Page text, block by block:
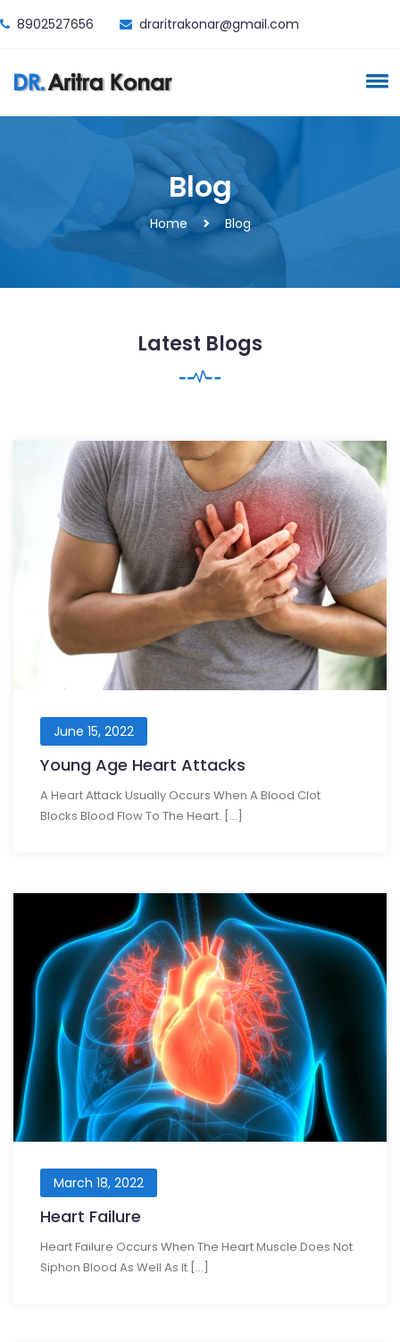
8902527656 draritrakonar@gmail.com
Blog
Home Blog
Latest Blogs
June 15, 2022
Young Age Heart Attacks
A Heart Attack Usually Occurs When A Blood Clot
Blocks Blood Flow To The Heart. […]
March 18, 2022
Heart Failure
Heart Failure Occurs When The Heart Muscle Does Not
Siphon Blood As Well As It […]